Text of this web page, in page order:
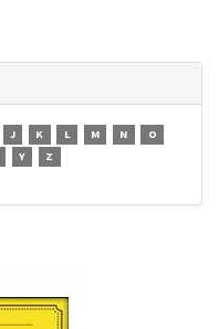
J K L M N
O
Y Z